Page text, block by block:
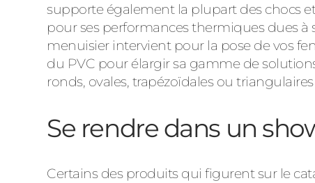
supporte également la plupart des chocs
pour ses performances thermiques dues à
menuisier intervient pour la pose de vos
du PVC pour élargir sa gamme de
ronds, ovales, trapézoïdales ou
Se rendre dans un
Certains des produits qui figurent sur le